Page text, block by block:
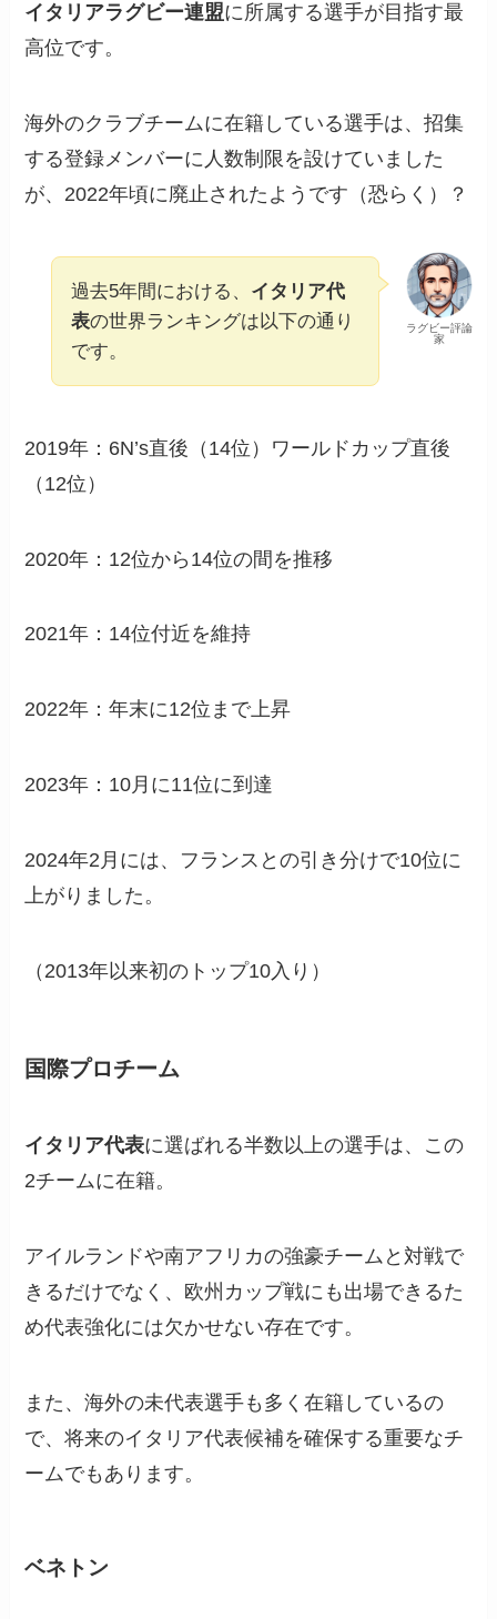
イタリアラグビー連盟に所属する選手が目指す最
高位です。
海外のクラブチームに在籍している選手は、招集
する登録メンバーに人数制限を設けていました
が、2022年頃に廃止されたようです（恐らく）？
ラグビー評論
家
過去5年間における、 イタリア代
表の世界ランキングは以下の通り
です。
2019年：6N’s直後（14位）ワールドカップ直後
（12位）
2020年：12位から14位の間を推移
2021年：14位付近を維持
2022年：年末に12位まで上昇
2023年：10月に11位に到達
2024年2月には、フランスとの引き分けで10位に
上がりました。
（2013年以来初のトップ10入り）
国際プロチーム
イタリア代表に選ばれる半数以上の選手は、この
2チームに在籍。
アイルランドや南アフリカの強豪チームと対戦で
きるだけでなく、欧州カップ戦にも出場できるた
め代表強化には欠かせない存在です。
また、海外の未代表選手も多く在籍しているの
で、将来のイタリア代表候補を確保する重要なチ
ームでもあります。
ベネトン